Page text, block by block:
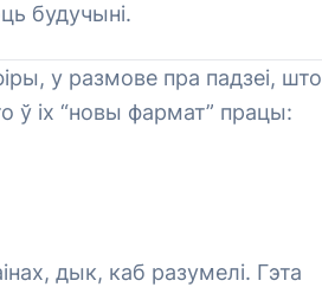
будучыні.
у размове пра падзеі, што
ў іх “новы фармат” працы:
дык, каб разумелі. Гэта